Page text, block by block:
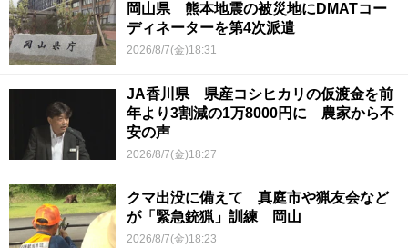
岡山県 熊本地震の被災地にDMATコー
ディネーターを第4次派遣
2026/8/7(金)18:31
JA香川県 県産コシヒカリの仮渡金を前
年より3割減の1万8000円に 農家から不
安の声
2026/8/7(金)18:27
クマ出没に備えて 真庭市や猟友会など
が「緊急銃猟」訓練 岡山
2026/8/7(金)18:23